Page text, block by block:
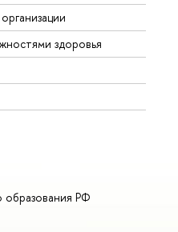
здоровья
образования РФ